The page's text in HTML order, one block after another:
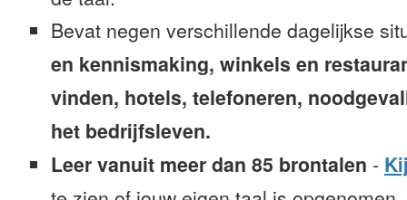
Bevat negen verschillende dagelijkse
en kennismaking, winkels en
vinden, hotels, telefoneren,
het bedrijfsleven.
Leer vanuit meer dan 85 brontalen -